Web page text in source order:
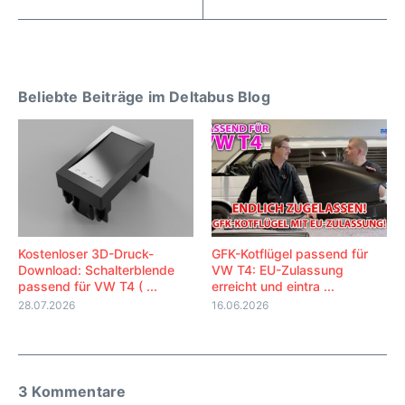
Beliebte Beiträge im Deltabus Blog
Kostenloser 3D-Druck-
Download: Schalterblende
passend für VW T4 ( ...
28.07.2026
GFK-Kotflügel passend für
VW T4: EU-Zulassung
erreicht und eintra ...
16.06.2026
3 Kommentare